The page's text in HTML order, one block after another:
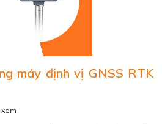
máy định vị GNSS RTK
xem